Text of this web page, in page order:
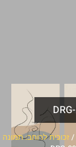
/זכוכית לרוחב: תמונה